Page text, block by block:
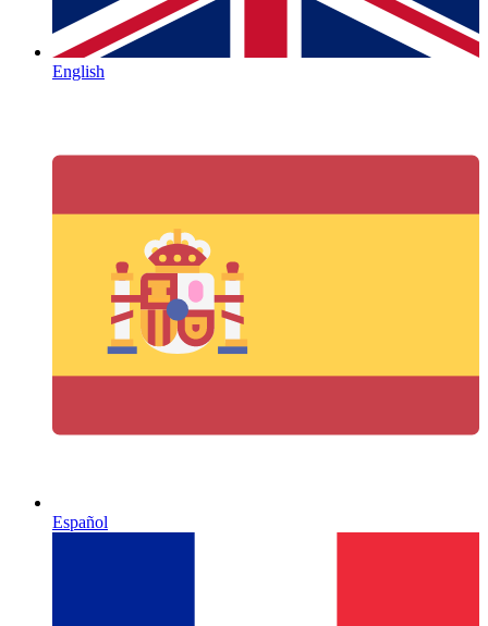
English
Español